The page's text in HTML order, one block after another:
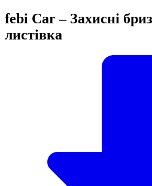
febi Car – Захисні
листівка